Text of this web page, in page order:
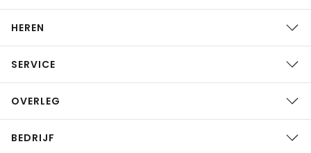
HEREN
SERVICE
OVERLEG
BEDRIJF